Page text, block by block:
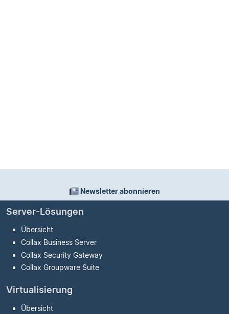
Newsletter abonnieren
Server-Lösungen
Übersicht
Collax Business Server
Collax Security Gateway
Collax Groupware Suite
Virtualisierung
Übersicht